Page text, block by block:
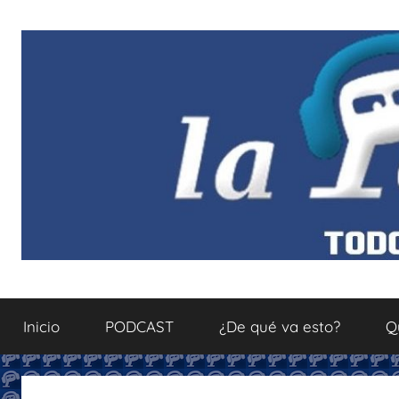
La
Podcastfera
sobre
el
del
Inicio PODCAST ¿De qué va esto?